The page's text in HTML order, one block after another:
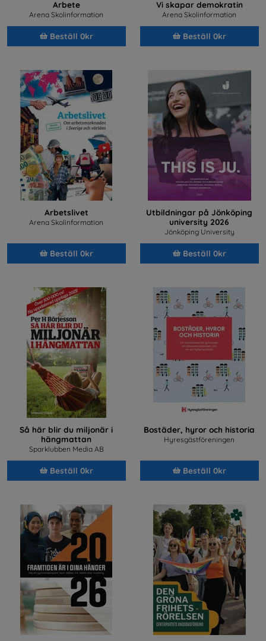
Arbete
Arena Skolinformation
Beställ 0kr
Vi skapar demokratin
Arena Skolinformation
Beställ 0kr
Arbetslivet
Arena Skolinformation
Beställ 0kr
Utbildningar på Jönköping
university 2026
Jönköping University
Beställ 0kr
Så här blir du miljonär i
hängmattan
Sparklubben Media AB
Beställ 0kr
Bostäder, hyror och historia
Hyresgästföreningen
Beställ 0kr